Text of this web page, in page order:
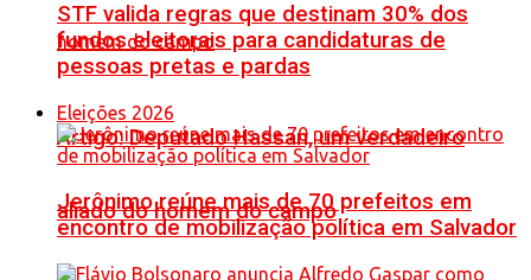
Artigo: Deputado Hassan, um verdadeiro
aliado do homem do campo
STF valida regras que destinam 30% dos
fundos eleitorais para candidaturas de
pessoas pretas e pardas
Eleições 2026
Jerônimo reúne mais de 70 prefeitos em
encontro de mobilização política em Salvador